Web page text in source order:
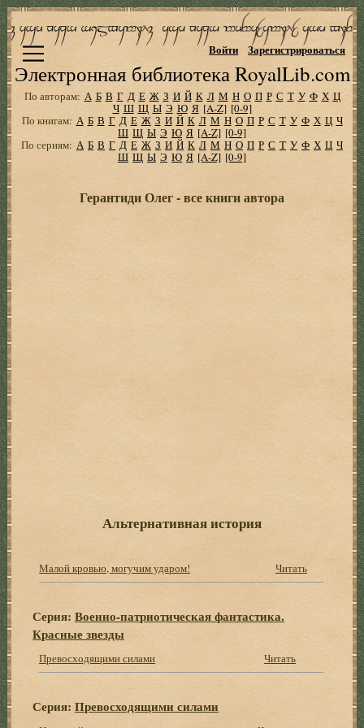
Электронная библиотека RoyalLib.com
Войти Зарегистрироваться
По авторам: А Б В Г Д Е Ж З И Й К Л М Н О П Р С Т У Ф Х Ц
Ч Ш Щ Ы Э Ю Я [A-Z] [0-9]
По книгам: А Б В Г Д Е Ж З И Й К Л М Н О П Р С Т У Ф Х Ц Ч
Ш Щ Ы Э Ю Я [A-Z] [0-9]
По сериям: А Б В Г Д Е Ж З И Й К Л М Н О П Р С Т У Ф Х Ц Ч
Ш Щ Ы Э Ю Я [A-Z] [0-9]
Герантиди Олег - все книги автора
Альтернативная история
Малой кровью, могучим ударом! Читать
Серия:Военно-патриотическая фантастика.
Красные звезды
Превосходящими силами Читать
Серия:Превосходящими силами